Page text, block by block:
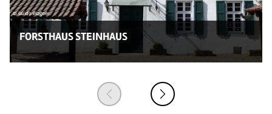
© Guido Wagner
FORSTHAUS STEINHAUS